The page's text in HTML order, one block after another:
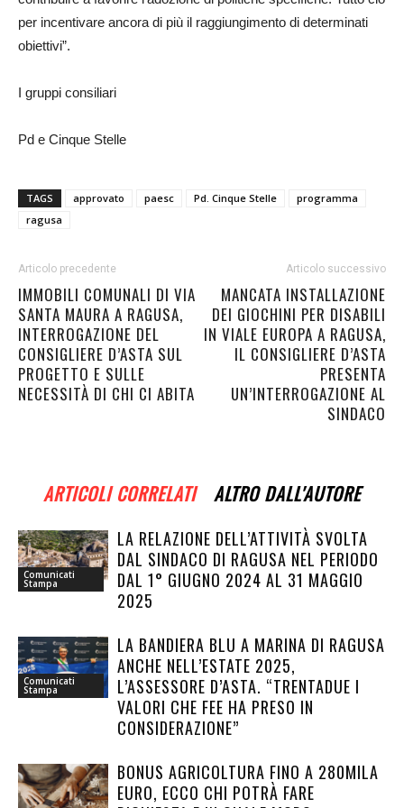
per incentivare ancora di più il raggiungimento di determinati
obiettivi”.
I gruppi consiliari
Pd e Cinque Stelle
TAGS approvato paesc Pd. Cinque Stelle
programma
ragusa
Articolo precedente
IMMOBILI COMUNALI DI VIA
SANTA MAURA A RAGUSA,
INTERROGAZIONE DEL
CONSIGLIERE D’ASTA SUL
PROGETTO E SULLE
NECESSITÀ DI CHI CI ABITA
Articolo successivo
MANCATA INSTALLAZIONE
DEI GIOCHINI PER DISABILI
IN VIALE EUROPA A RAGUSA,
IL CONSIGLIERE D’ASTA
PRESENTA
UN’INTERROGAZIONE AL
SINDACO
ARTICOLI CORRELATI ALTRO DALL'AUTORE
Comunicati
Stampa
LA RELAZIONE DELL’ATTIVITÀ SVOLTA
DAL SINDACO DI RAGUSA NEL PERIODO
DAL 1° GIUGNO 2024 AL 31 MAGGIO
2025
Comunicati
Stampa
LA BANDIERA BLU A MARINA DI RAGUSA
ANCHE NELL’ESTATE 2025,
L’ASSESSORE D’ASTA. “TRENTADUE I
VALORI CHE FEE HA PRESO IN
CONSIDERAZIONE”
BONUS AGRICOLTURA FINO A 280MILA
EURO, ECCO CHI POTRÀ FARE